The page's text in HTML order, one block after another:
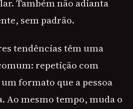
Também não adianta
sem padrão.
tendências têm uma
repetição com
formato que a pessoa
Ao mesmo tempo, muda o